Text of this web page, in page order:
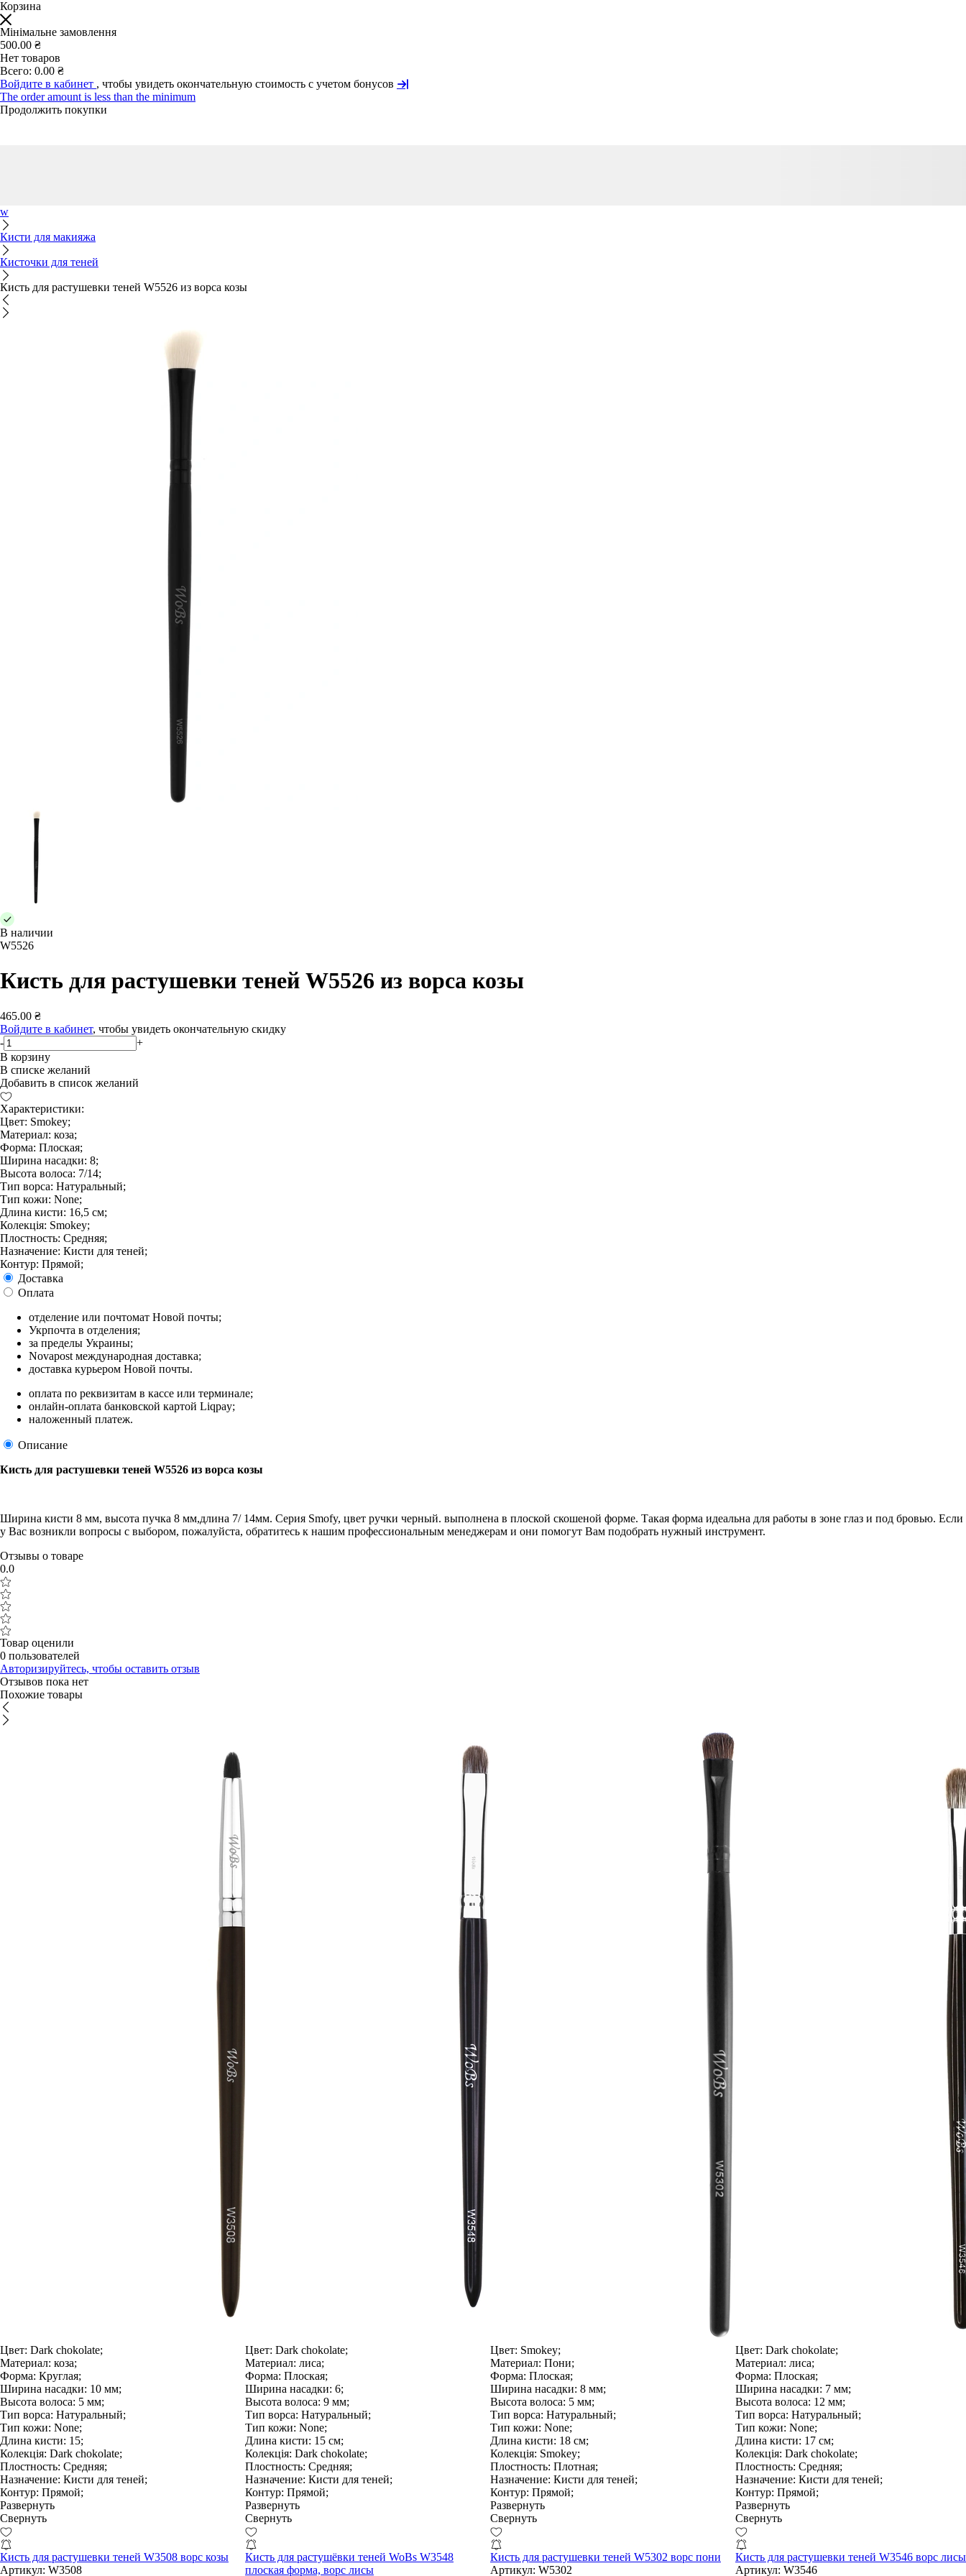
Корзина
Мінімальне замовлення
500.00 ₴
Нет товаров
Всего: 0.00 ₴
Войдите в кабинет , чтобы увидеть окончательную стоимость с учетом бонусов
The order amount is less than the minimum
Продолжить покупки
w
Кисти для макияжа
Кисточки для теней
Кисть для растушевки теней W5526 из ворса козы
В наличии
W5526
Кисть для растушевки теней W5526 из ворса козы
465.00 ₴
Войдите в кабинет, чтобы увидеть окончательную скидку
-
+
В корзину
В списке желаний
Добавить в список желаний
Характеристики:
Цвет: Smokey;
Материал: коза;
Форма: Плоская;
Ширина насадки: 8;
Высота волоса: 7/14;
Тип ворса: Натуральный;
Тип кожи: None;
Длина кисти: 16,5 см;
Колекція: Smokey;
Плостность: Средняя;
Назначение: Кисти для теней;
Контур: Прямой;
Доставка
Оплата
отделение или почтомат Новой почты;
Укрпочта в отделения;
за пределы Украины;
Novapost международная доставка;
доставка курьером Новой почты.
оплата по реквизитам в кассе или терминале;
онлайн-оплата банковской картой Liqpay;
наложенный платеж.
Описание
Кисть для растушевки теней W5526 из ворса козы
Ширина кисти 8 мм, высота пучка 8 мм,длина 7/ 14мм. Серия Smofy, цвет ручки черный. выполнена в плоской скошеной форме. Такая форма идеальна для работы в зоне глаз и под бровью. Если
у Вас возникли вопросы с выбором, пожалуйста, обратитесь к нашим профессиональным менеджерам и они помогут Вам подобрать нужный инструмент.
Отзывы о товаре
0.0
Товар оценили
0 пользователей
Авторизируйтесь, чтобы оставить отзыв
Отзывов пока нет
Похожие товары
Цвет: Dark chokolate;
Материал: коза;
Форма: Круглая;
Ширина насадки: 10 мм;
Высота волоса: 5 мм;
Тип ворса: Натуральный;
Тип кожи: None;
Длина кисти: 15;
Колекція: Dark chokolate;
Плостность: Средняя;
Назначение: Кисти для теней;
Контур: Прямой;
Развернуть
Свернуть
Кисть для растушевки теней W3508 ворс козы
Артикул: W3508
Цвет: Dark chokolate;
Материал: лиса;
Форма: Плоская;
Ширина насадки: 6;
Высота волоса: 9 мм;
Тип ворса: Натуральный;
Тип кожи: None;
Длина кисти: 15 см;
Колекція: Dark chokolate;
Плостность: Средняя;
Назначение: Кисти для теней;
Контур: Прямой;
Развернуть
Свернуть
Кисть для растушёвки теней WoBs W3548
плоская форма, ворс лисы
Цвет: Smokey;
Материал: Пони;
Форма: Плоская;
Ширина насадки: 8 мм;
Высота волоса: 5 мм;
Тип ворса: Натуральный;
Тип кожи: None;
Длина кисти: 18 см;
Колекція: Smokey;
Плостность: Плотная;
Назначение: Кисти для теней;
Контур: Прямой;
Развернуть
Свернуть
Кисть для растушевки теней W5302 ворс пони
Артикул: W5302
Цвет: Dark chokolate;
Материал: лиса;
Форма: Плоская;
Ширина насадки: 7 мм;
Высота волоса: 12 мм;
Тип ворса: Натуральный;
Тип кожи: None;
Длина кисти: 17 см;
Колекція: Dark chokolate;
Плостность: Средняя;
Назначение: Кисти для теней;
Контур: Прямой;
Развернуть
Свернуть
Кисть для растушевки теней W3546 ворс лисы
Артикул: W3546